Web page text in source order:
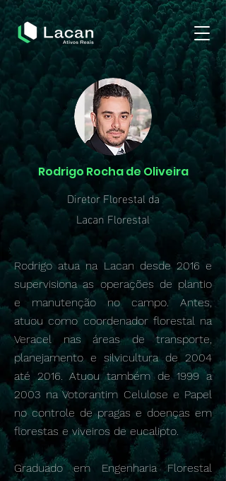
Rodrigo Rocha de Oliveira
Diretor Florestal da
Lacan Florestal
Rodrigo atua na Lacan desde 2016 e
supervisiona as operações de plantio
e manutenção no campo. Antes,
atuou como coordenador florestal na
Veracel nas áreas de transporte,
planejamento e silvicultura de 2004
até 2016. Atuou também de 1999 a
2003 na Votorantim Celulose e Papel
no controle de pragas e doenças em
florestas e viveiros de eucalipto.
Graduado em Engenharia Florestal